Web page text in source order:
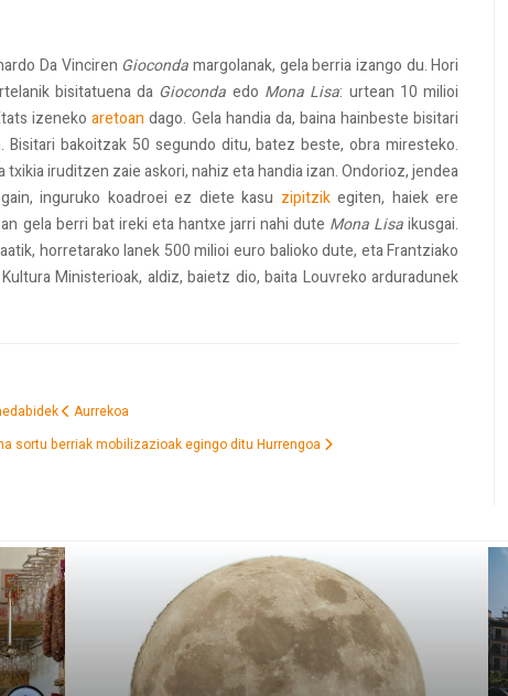
Da Vinciren Giocondamargolanak, gela berria izango du. Hori
bisitatuena da Gioconda edo Mona Lisa: urtean 10 milioi
izenekoaretoan dago. Gela handia da, baina hainbeste bisitari
bakoitzak 50 segundo ditu, batez beste, obra miresteko.
iruditzen zaie askori, nahiz eta handia izan. Ondorioz, jendea
inguruko koadroei ez diete kasu zipitzikegiten, haiek ere
gela berri bat ireki eta hantxe jarri nahi dute Mona Lisaikusgai.
horretarako lanek 500 milioi euro balioko dute, eta Frantziako
Ministerioak, aldiz, baietz dio, baita Louvreko arduradunek
Aurrekoa
sortu berriak mobilizazioak egingo ditu Hurrengoa